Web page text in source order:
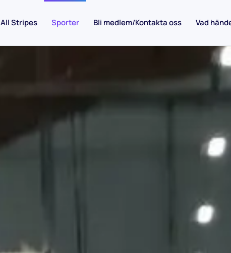
All Stripes Sporter Bli medlem/Kontakta oss Vad